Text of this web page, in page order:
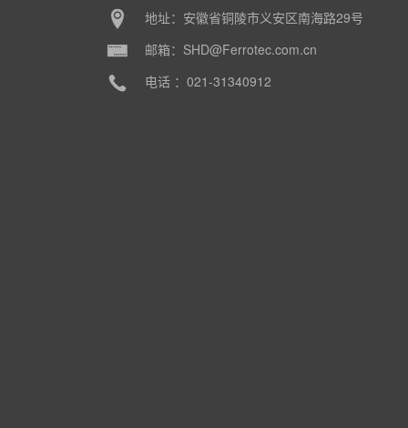
地址：安徽省铜陵市义安区南海路29号
邮箱：SHD@Ferrotec.com.cn
电话 ：021-31340912